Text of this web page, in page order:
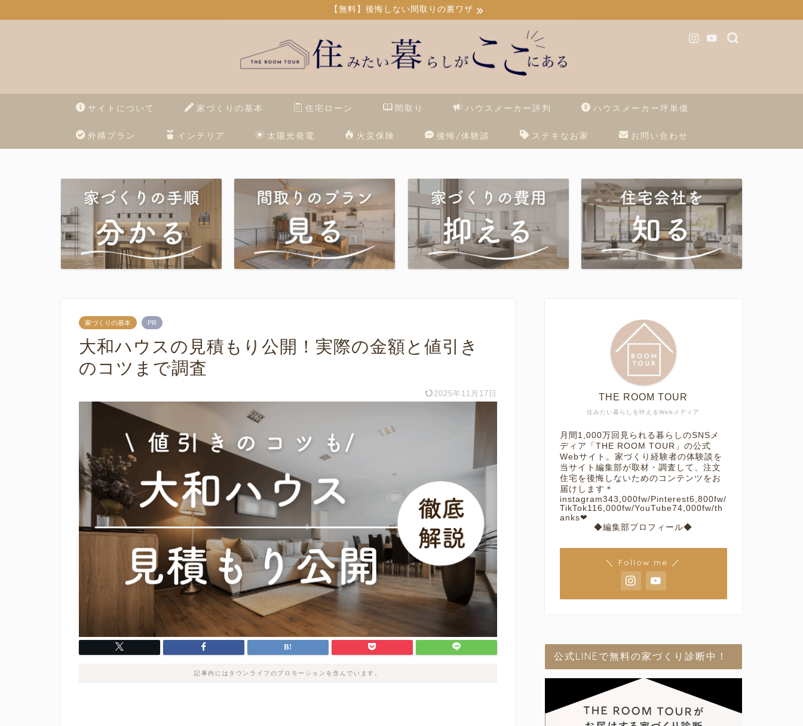
【無料】後悔しない間取りの裏ワザ
サイトについて 家づくりの基本 住宅ローン 間取り ハウスメーカー評判 ハウスメーカー坪単価
外構プラン インテリア 太陽光発電 火災保険 後悔/体験談 ステキなお家 お問い合わせ
家づくりの基本 PR
大和ハウスの見積もり公開！実際の金額と値引き
のコツまで調査
2025年11月17日
記事内にはタウンライフのプロモーションを含んでいます。
住みたい暮らしを叶えるWebメディア
THE ROOM TOUR
月間1,000万回見られる暮らしのSNSメ
ディア「THE ROOM TOUR」の公式
Webサイト。家づくり経験者の体験談を
当サイト編集部が取材・調査して、注文
住宅を後悔しないためのコンテンツをお
届けします＊
instagram343,000fw/Pinterest6,800fw/
TikTok116,000fw/YouTube74,000fw/th
anks❤︎
◆編集部プロフィール◆
＼ Follow me ／
公式LINEで無料の家づくり診断中！